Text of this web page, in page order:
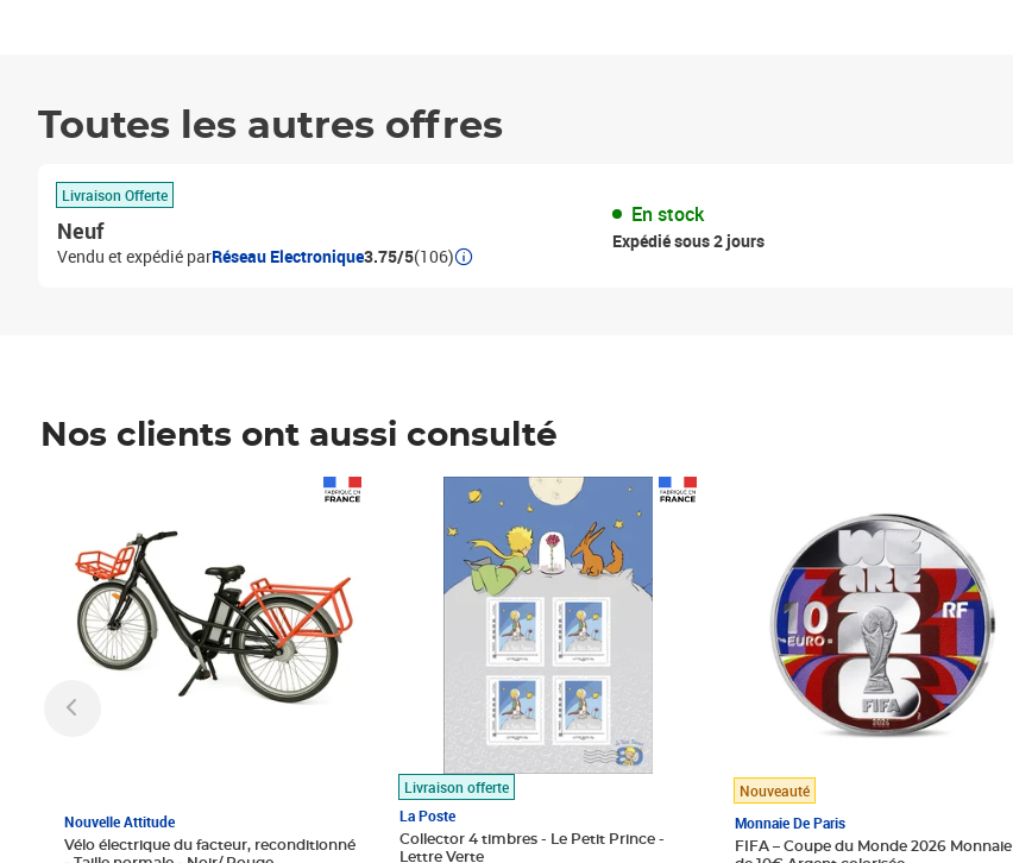
Toutes les autres offres
Livraison Offerte
Neuf
Vendu et expédié parRéseau Electronique3.75/5(106)
En stock
Expédié sous 2 jours
Nos clients ont aussi consulté
Nouvelle Attitude
Vélo électrique du facteur, reconditionné
Livraison offerte
La Poste
Collector 4 timbres - Le Petit Prince -
Lettre Verte
Prix 7,50€
Nouveauté
Monnaie De Paris
FIFA – Coupe du Monde 2026 Monnaie